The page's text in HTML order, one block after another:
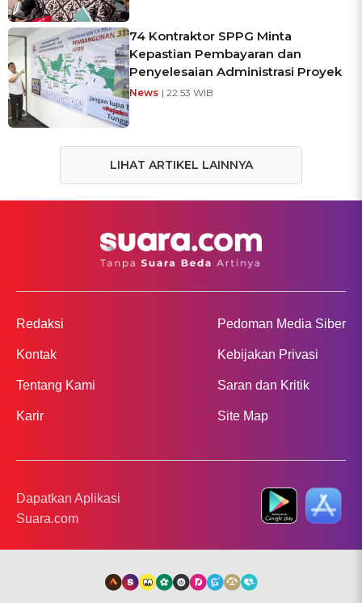
74 Kontraktor SPPG Minta
Kepastian Pembayaran dan
Penyelesaian Administrasi Proyek
News | 22:53 WIB
LIHAT ARTIKEL LAINNYA
Redaksi
Kontak
Tentang Kami
Karir
Pedoman Media Siber
Kebijakan Privasi
Saran dan Kritik
Site Map
Dapatkan Aplikasi
Suara.com